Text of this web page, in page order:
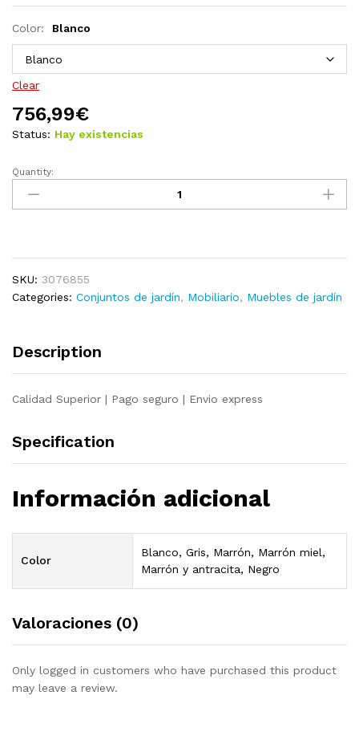
Color: Blanco
Clear
756,99€
Status: Hay existencias
Juego
muebles
pzas
y
pino
Quantity:
SKU: 3076855
Categories: Conjuntos de jardín, Mobiliario, Muebles de jardín
Description
Calidad Superior | Pago seguro | Envio express
Specification
Información adicional
Color
Blanco, Gris, Marrón, Marrón miel,
Marrón y antracita, Negro
Valoraciones (0)
Only logged in customers who have purchased this product
may leave a review.